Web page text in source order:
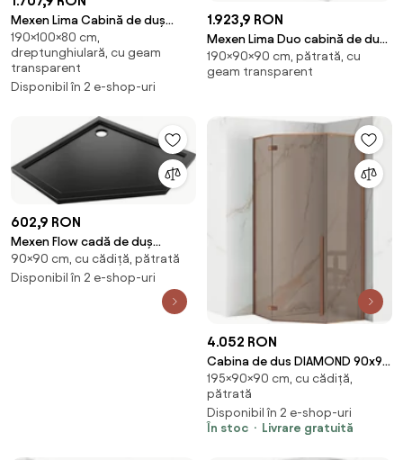
Mexen Lima Cabină de duș
pliabilă Duo 100 x 80 cm,
transparentă, crom - 856-100-
080-02-00
190×100×80 cm,
dreptunghiulară, cu geam
transparent
Disponibil în 2 e-shop-uri
1.923,9 RON
Mexen Lima Duo cabină de duș
pliabilă 90 x 90 cm,
transparent, auriu - 856-090-
190×90×90 cm, pătrată, cu
geam transparent
602,9 RON
Mexen Flow cadă de duș
pentagonală slim 90 x 90 cm,
negru mat - 46P709090
90×90 cm, cu cădiță, pătrată
Disponibil în 2 e-shop-uri
4.052 RON
Cabina de dus DIAMOND 90x90
cm COPPER BRUSH
195×90×90 cm, cu cădiță,
pătrată
Disponibil în 2 e-shop-uri
În stoc
Livrare gratuită